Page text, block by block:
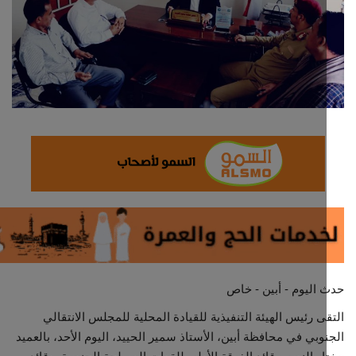
ثقافة وفن
اقتصاد
التقارير والحوارات
مؤسسة حدث اليوم
الطقس
صحة
منصة حرة
تكنولوجيا وسيارات
اليوم - أبين - خاص
رئيس الهيئة التنفيذية للقيادة المحلية للمجلس الانتقالي
في محافظة أبين، الأستاذ سمير الحييد، اليوم الأحد، بالعميد